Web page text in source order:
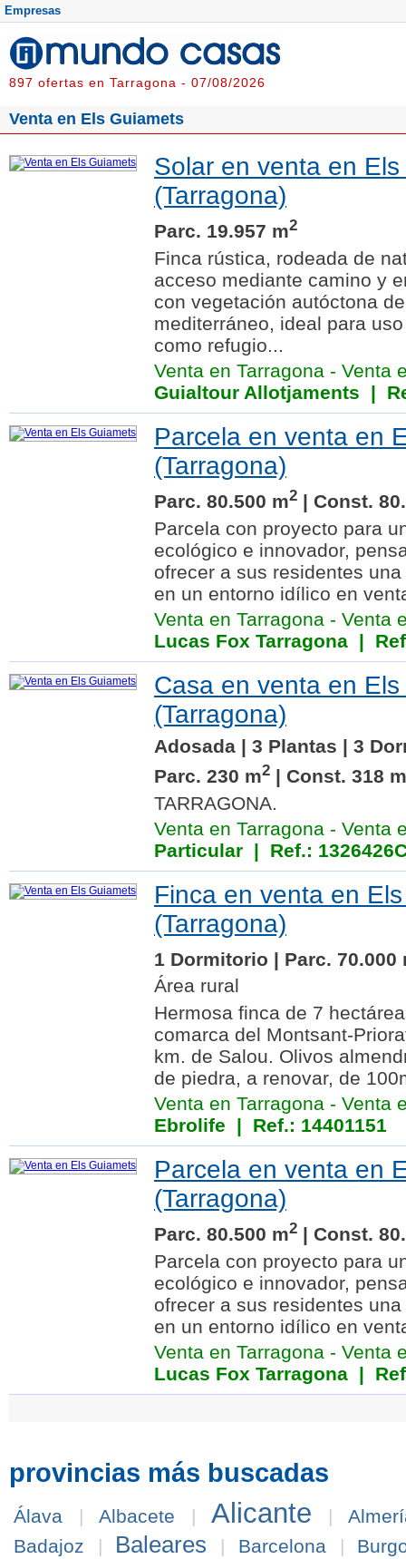
Empresas
897 ofertas en Tarragona - 07/08/2026
Venta en Els Guiamets
Solar en venta en
(Tarragona)
Parc. 19.957 m2
Finca rústica, rodeada de
acceso mediante camino y
con vegetación autóctona
mediterráneo, ideal para
como refugio...
Venta en Tarragona - Venta
Guialtour Allotjaments |
Parcela en venta en
(Tarragona)
Parc. 80.500 m2 | Const.
Parcela con proyecto para
ecológico e innovador,
ofrecer a sus residentes
en un entorno idílico en
Venta en Tarragona - Venta
Lucas Fox Tarragona |
Casa en venta en
(Tarragona)
Adosada | 3 Plantas | 3
Parc. 230 m2 | Const. 318 m
TARRAGONA.
Venta en Tarragona - Venta
Particular | Ref.:
Finca en venta en
(Tarragona)
1 Dormitorio | Parc. 70.000
Área rural
Hermosa finca de 7
comarca del Montsant-
km. de Salou. Olivos
de piedra, a renovar, de
Venta en Tarragona - Venta
Ebrolife | Ref.: 14401151
Parcela en venta en
(Tarragona)
Parc. 80.500 m2 | Const.
Parcela con proyecto para
ecológico e innovador,
ofrecer a sus residentes
en un entorno idílico en
Venta en Tarragona - Venta
Lucas Fox Tarragona |
provincias más buscadas
Álava | Albacete | Alicante |
Badajoz
| Baleares | Barcelona |